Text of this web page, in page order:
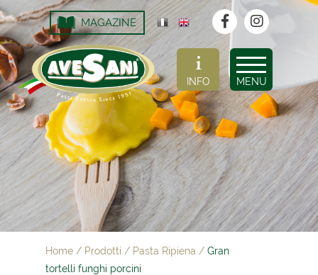
MENU
INFO
MAGAZINE
Home / Prodotti / Pasta Ripiena / Gran
tortelli funghi porcini